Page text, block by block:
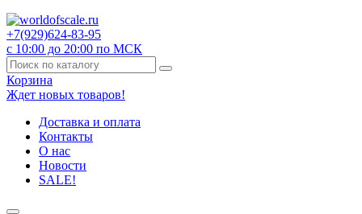
+7(929)624-83-95
с 10:00 до 20:00 по МСК
Корзина
Ждет новых товаров!
Доставка и оплата
Контакты
О нас
Новости
SALE!